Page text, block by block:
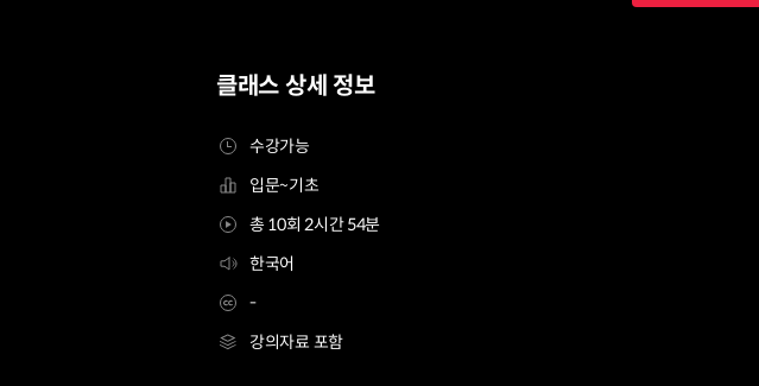
클래스 상세 정보
수강가능
입문~기초
총 10회 2시간 54분
한국어
-
강의자료 포함